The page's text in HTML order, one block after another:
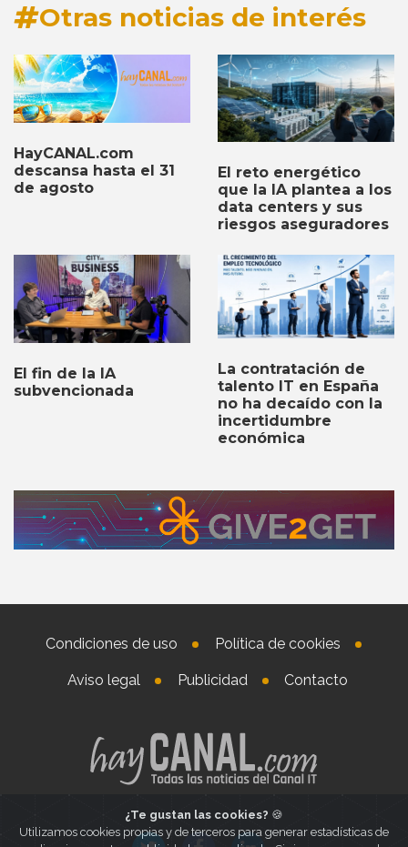
Otras noticias de interés
HayCANAL.com
descansa hasta el 31
de agosto
El reto energético
que la IA plantea a los
data centers y sus
riesgos aseguradores
El fin de la IA
subvencionada
La contratación de
talento IT en España
no ha decaído con la
incertidumbre
económica
Condiciones de uso Política de cookies
Aviso legal Publicidad Contacto
¿Te gustan las cookies? 🍪
Utilizamos cookies propias y de terceros para generar estadísticas de